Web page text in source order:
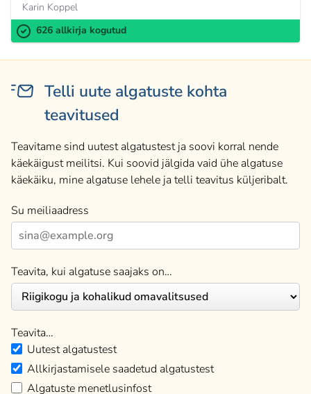
Karin Koppel
626 allkirja kogutud
Telli uute algatuste kohta
teavitused
Teavitame sind uutest algatustest ja soovi korral nende
käekäigust meilitsi. Kui soovid jälgida vaid ühe algatuse
käekäiku, mine algatuse lehele ja telli teavitus küljeribalt.
Su meiliaadress
Teavita, kui algatuse saajaks on…
Teavita…
Uutest algatustest
Allkirjastamisele saadetud algatustest
Algatuste menetlusinfost